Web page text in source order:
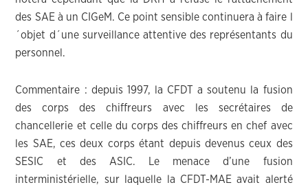
des SAE à un CIGeM. Ce point sensible continuera à faire l
´objet d´une surveillance attentive des représentants du
personnel.
Commentaire : depuis 1997, la CFDT a soutenu la fusion
des corps des chiffreurs avec les secrétaires de
chancellerie et celle du corps des chiffreurs en chef avec
les SAE, ces deux corps étant depuis devenus ceux des
SESIC et des ASIC. Le menace d’une fusion
interministérielle, sur laquelle la CFDT-MAE avait alerté